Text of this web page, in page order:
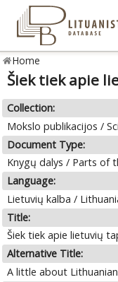
Home
Šiek tiek apie
Collection:
Mokslo publikacijos /
Document Type:
Knygų dalys / Parts of
Language:
Lietuvių kalba /
Title:
Šiek tiek apie lietuvių
Alternative Title:
A little about